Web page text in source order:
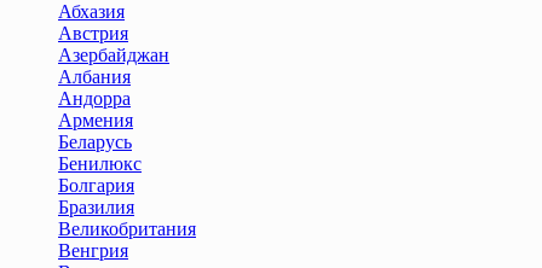
Абхазия
Австрия
Азербайджан
Албания
Андорра
Армения
Беларусь
Бенилюкс
Болгария
Бразилия
Великобритания
Венгрия